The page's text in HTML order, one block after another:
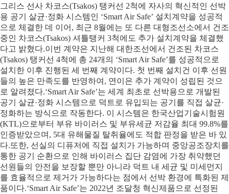
그리스 선사 차코스(Tsakos) 탱커선 2척에 자사의 혁신적인 선박
용 공기 살균·정화 시스템인 ‘Smart Air Safe’ 설치계약을 성공적
으로 체결한 데 이어, 최근 8월에는 또 다른 대형조선소에서 건조
중인 차코스(Tsakos) 셔틀탱커 3척에도 추가 설치계약을 체결했
다고 밝혔다.이번 계약은 지난해 대한조선에서 건조된 차코스
(Tsakos) 탱커선 4척에 총 24개의 ‘Smart Air Safe’를 성공적으로
설치한 이후 진행된 세 번째 계약이다. 첫 번째 설치건 이후 선원
들의 높은 만족도를 반영하여, 연이은 추가 계약이 성립된 것으
로 알려졌다.‘Smart Air Safe’는 세계 최초로 선박용으로 개발된
공기 살균·정화 시스템으로 덕트로 유입되는 공기를 직접 살균·
정화하는 방식으로 작동한다. 이 시스템은 한국산업기술시험원
(KTL)으로부터 부유 바이러스 및 부유세균 저감율 최대 99.8%를
인증받았으며, 5대 유해물질 탈취율에도 적합 판정을 받은 바 있
다.또한, 선실의 디퓨저에 직접 설치가 가능하며 중앙공조장치를
통한 공기 순환으로 인해 바이러스 집단 감염에 가장 취약했던
선원들의 안전을 보장할 뿐만 아니라 덕트 내 세균 및 미세먼지
를 효율적으로 제거가 가능하다는 점에서 선박 환경에 특화된 제
품이다.‘Smart Air Safe’는 2022년 조달청 혁신제품으로 선정된